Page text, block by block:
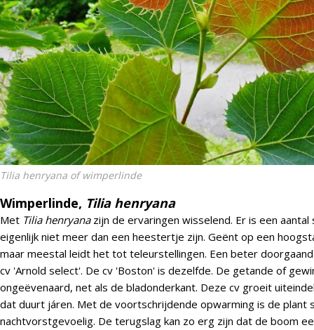
Tilia henryana of wimperlinde
Wimperlinde, Tilia henryana
Met Tilia henryanazijn de ervaringen wisselend. Er is een aantal
eigenlijk niet meer dan een heestertje zijn. Geënt op een
maar meestal leidt het tot teleurstellingen. Een beter
cv 'Arnold select'. De cv 'Boston' is dezelfde. De getande of
ongeëvenaard, net als de bladonderkant. Deze cv groeit
dat duurt járen. Met de voortschrijdende opwarming is de plant
nachtvorstgevoelig. De terugslag kan zo erg zijn dat de boom